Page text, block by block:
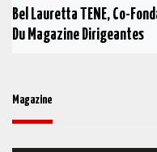
Bel Lauretta TENE, Co-
Du Magazine Dirigeantes
Magazine